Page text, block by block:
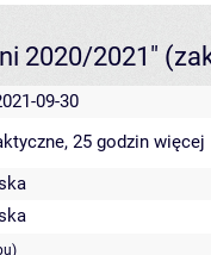
2020/2021"
09-30
25 godzin więcej